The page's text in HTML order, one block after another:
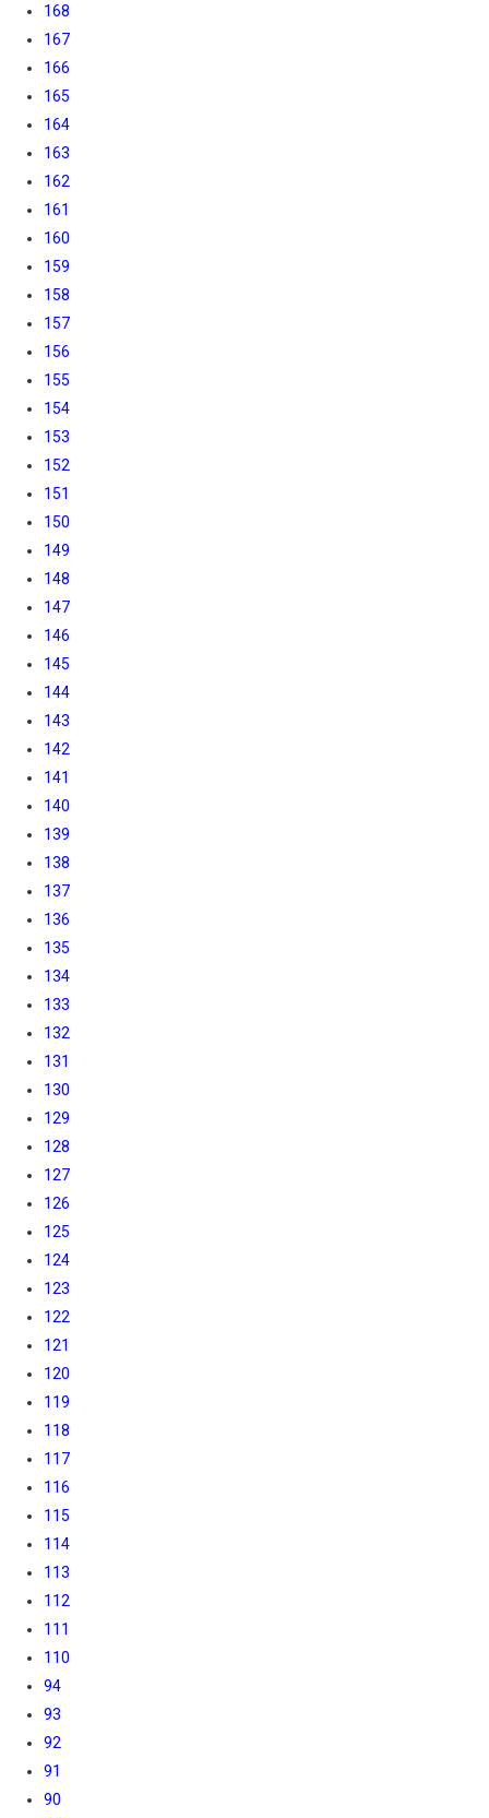
168
167
166
165
164
163
162
161
160
159
158
157
156
155
154
153
152
151
150
149
148
147
146
145
144
143
142
141
140
139
138
137
136
135
134
133
132
131
130
129
128
127
126
125
124
123
122
121
120
119
118
117
116
115
114
113
112
111
110
94
93
92
91
90